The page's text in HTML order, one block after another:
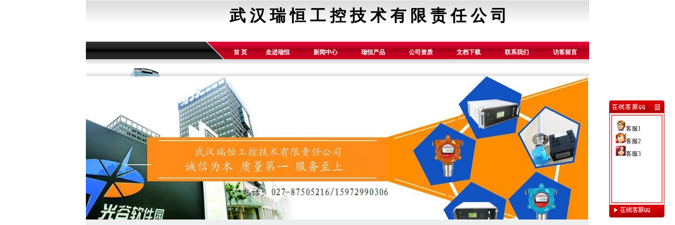
武 汉 瑞 恒 工 控 技 术 有 限 责 任 公 司
首 页 走进瑞恒 新闻中心 瑞恒产品 公司资质 文档下载 联系我们 访客留言